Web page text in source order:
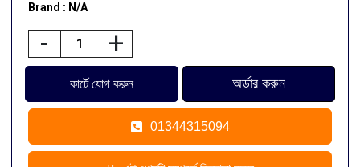
Brand : N/A
- +
01344315094